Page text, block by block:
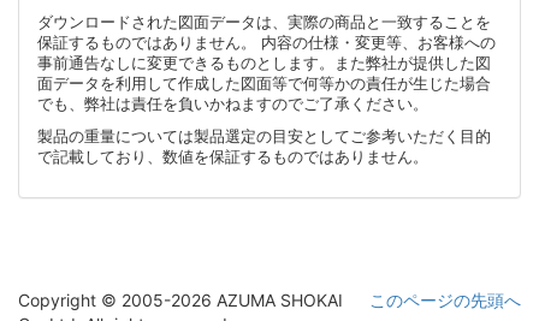
ダウンロードされた図面データは、実際の商品と一致することを
保証するものではありません。 内容の仕様・変更等、お客様への
事前通告なしに変更できるものとします。また弊社が提供した図
面データを利用して作成した図面等で何等かの責任が生じた場合
でも、弊社は責任を負いかねますのでご了承ください。
製品の重量については製品選定の目安としてご参考いただく目的
で記載しており、数値を保証するものではありません。
このページの先頭へ
Copyright © 2005-2026 AZUMA SHOKAI